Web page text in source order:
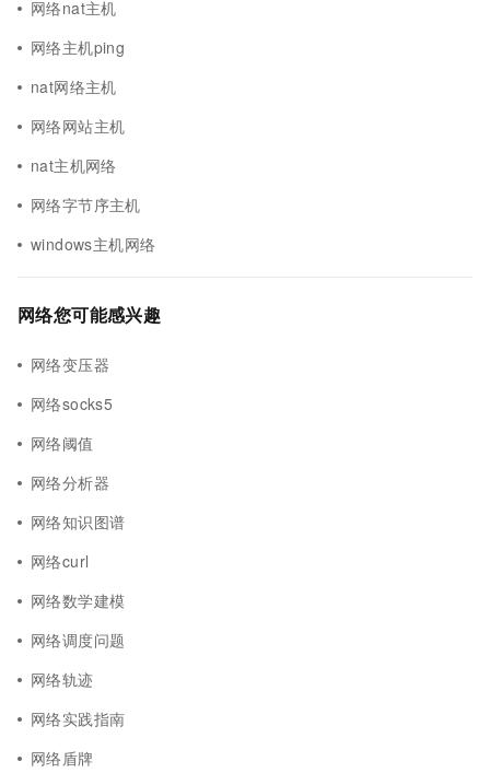
网络nat主机
网络主机ping
nat网络主机
网络网站主机
nat主机网络
网络字节序主机
windows主机网络
网络您可能感兴趣
网络变压器
网络socks5
网络阈值
网络分析器
网络知识图谱
网络curl
网络数学建模
网络调度问题
网络轨迹
网络实践指南
网络盾牌